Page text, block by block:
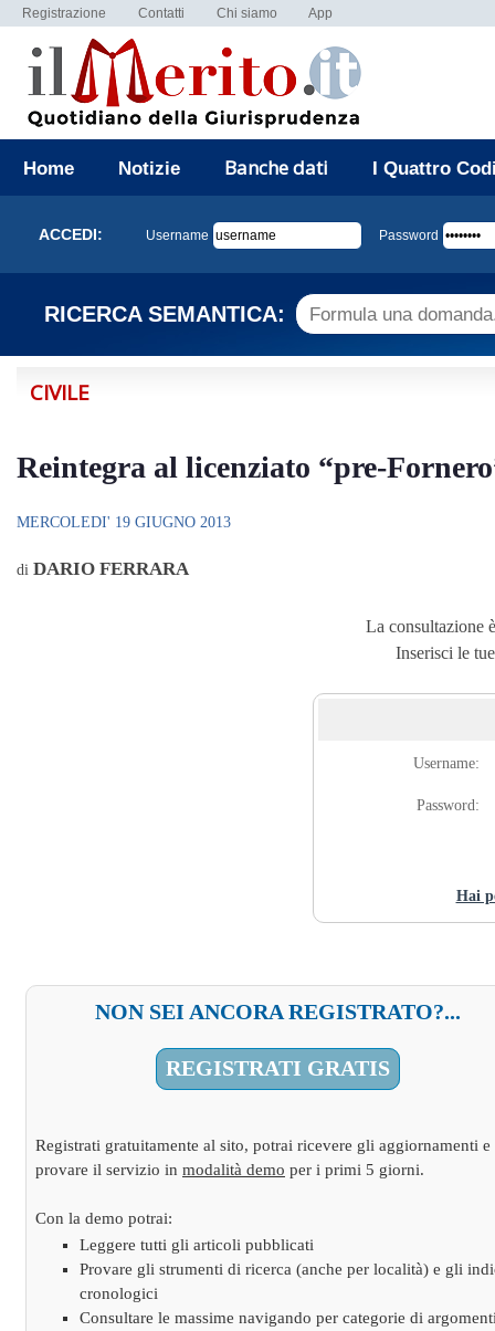
Registrazione Contatti Chi siamo App
Home Notizie Banche dati I Quattro
ACCEDI: Username Password
RICERCA SEMANTICA:
CIVILE
Reintegra al licenziato “pre-
MERCOLEDI' 19 GIUGNO 2013
di DARIO FERRARA
La consultazione
Inserisci le
Username:
Password:
Hai
NON SEI ANCORA REGISTRATO?...
REGISTRATI GRATIS
Registrati gratuitamente al sito, potrai ricevere gli aggiornamenti e
provare il servizio in modalità demo per i primi 5 giorni.
Con la demo potrai:
Leggere tutti gli articoli pubblicati
Provare gli strumenti di ricerca (anche per località) e gli
cronologici
Consultare le massime navigando per categorie di